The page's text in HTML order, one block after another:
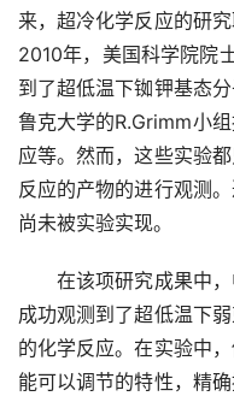
来，超冷化学反应的研
2010年，美国科学院院
到了超低温下铷钾基态
鲁克大学的R.Grimm小
应等。然而，这些实验
反应的产物的进行观测
尚未被实验实现。
在该项研究成果中，
成功观测到了超低温下
的化学反应。在实验中
能可以调节的特性，精